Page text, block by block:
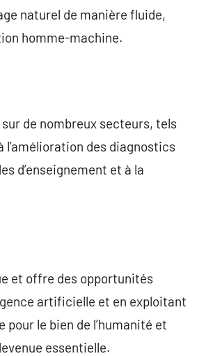
naturel de manière fluide,
homme-machine.
de nombreux secteurs, tels
l’amélioration des diagnostics
d’enseignement et à la
et offre des opportunités
artificielle et en exploitant
le bien de l’humanité et
essentielle.